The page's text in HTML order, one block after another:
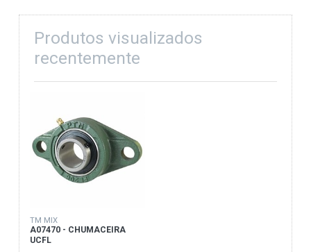
Produtos visualizados
recentemente
TM MIX
A07470 - CHUMACEIRA
UCFL